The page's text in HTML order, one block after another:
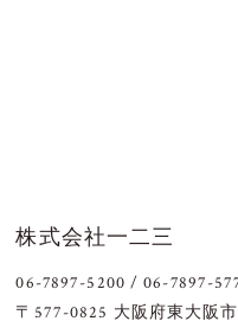
株式会社一二三
06-7897-5200 / 06-7897-
〒577-0825 大阪府東大阪